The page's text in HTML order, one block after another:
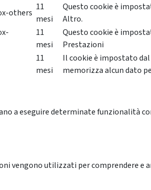
others
11
mesi
Questo cookie è
Altro.
11
mesi
Questo cookie è
Prestazioni
11
mesi
Il cookie è impostato
memorizza alcun dato
a eseguire determinate funzionalità
vengono utilizzati per comprendere e